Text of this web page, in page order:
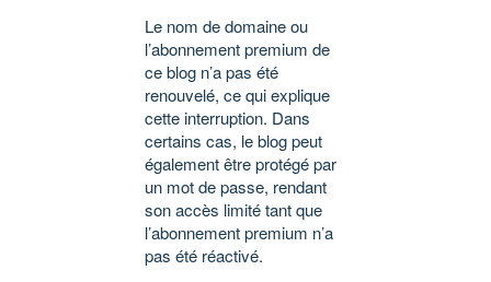
Le nom de domaine ou
l’abonnement premium de
ce blog n’a pas été
renouvelé, ce qui explique
cette interruption. Dans
certains cas, le blog peut
également être protégé par
un mot de passe, rendant
son accès limité tant que
l’abonnement premium n’a
pas été réactivé.